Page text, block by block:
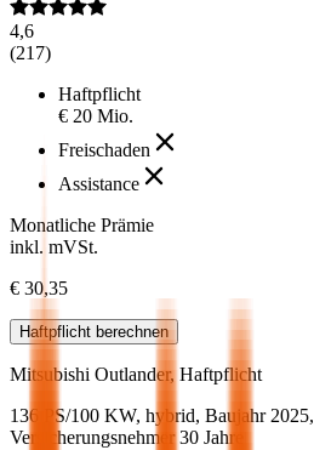
4,6
(217)
Haftpflicht
€ 20 Mio.
Freischaden
Assistance
Monatliche Prämie
inkl. mVSt.
€ 30,35
Haftpflicht berechnen
Mitsubishi Outlander, Haftpflicht
136 PS/100 KW, hybrid, Baujahr 2025,
Versicherungsnehmer 30 Jahre